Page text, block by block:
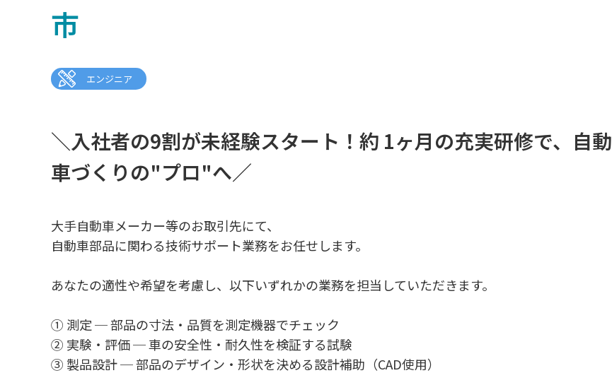
市
エンジニア
＼入社者の9割が未経験スタート！約 1ヶ月の充実研修で、自動
車づくりの"プロ"へ／
大手自動車メーカー等のお取引先にて、
自動車部品に関わる技術サポート業務をお任せします。
あなたの適性や希望を考慮し、以下いずれかの業務を担当していただきます。
① 測定 ─ 部品の寸法・品質を測定機器でチェック
② 実験・評価 ─ 車の安全性・耐久性を検証する試験
③ 製品設計 ─ 部品のデザイン・形状を決める設計補助（CAD使用）